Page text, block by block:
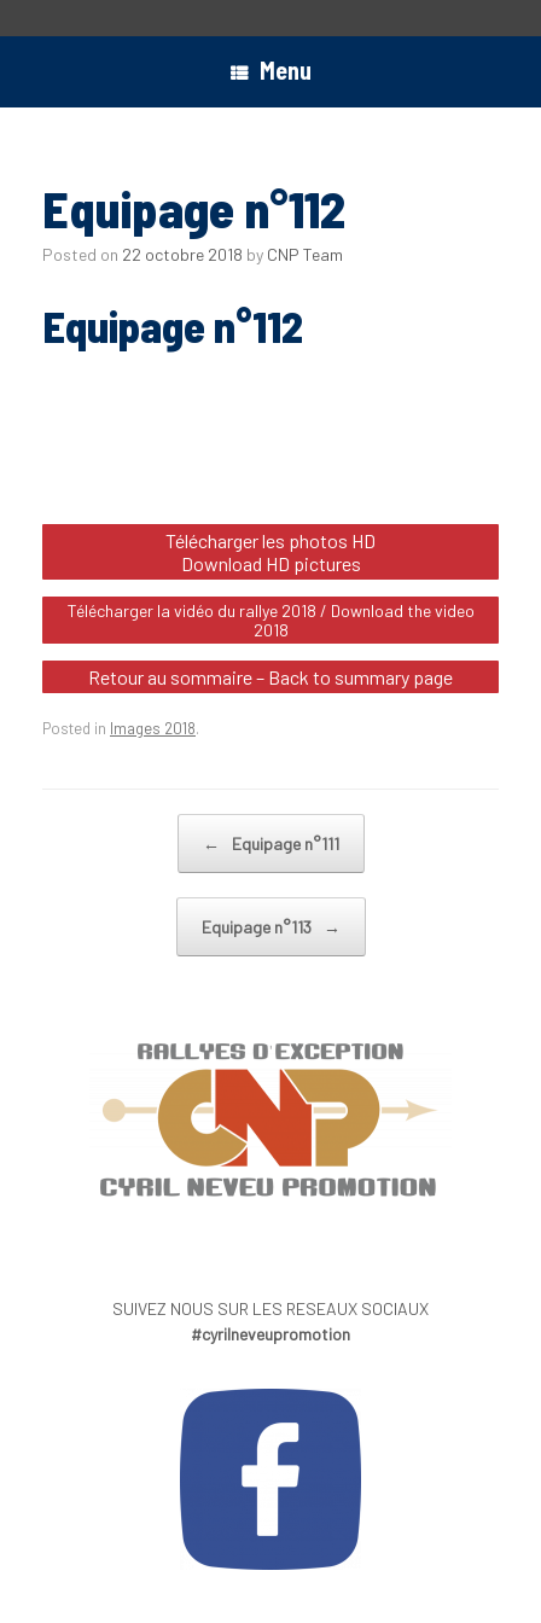
Menu
Equipage n°112
Posted on 22 octobre 2018 by CNP Team
Equipage n°112
Télécharger les photos HD
Download HD pictures
Télécharger la vidéo du rallye 2018 / Download the video
2018
Retour au sommaire – Back to summary page
Posted in Images 2018.
← Equipage n°111
Equipage n°113 →
SUIVEZ NOUS SUR LES RESEAUX SOCIAUX
#cyrilneveupromotion